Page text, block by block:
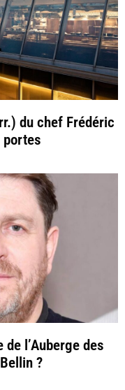
du chef Frédéric
portes
l’Auberge des
?